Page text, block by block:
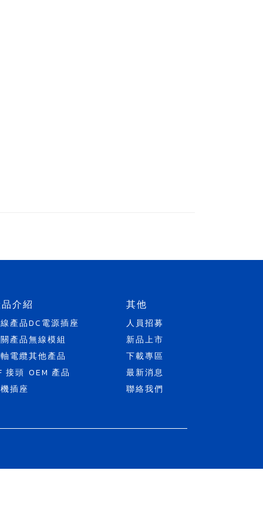
介紹
產品
產品
電纜
接頭
插座
DC電源插座
無線模組
其他產品
OEM 產品
其他
人員招募
新品上市
下載專區
最新消息
聯絡我們